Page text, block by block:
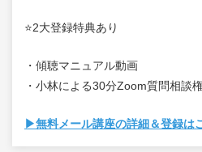
⭐2大登録特典あり
・傾聴マニュアル動画
・小林による30分Zoom質問相談
▶無料メール講座の詳細＆登録は